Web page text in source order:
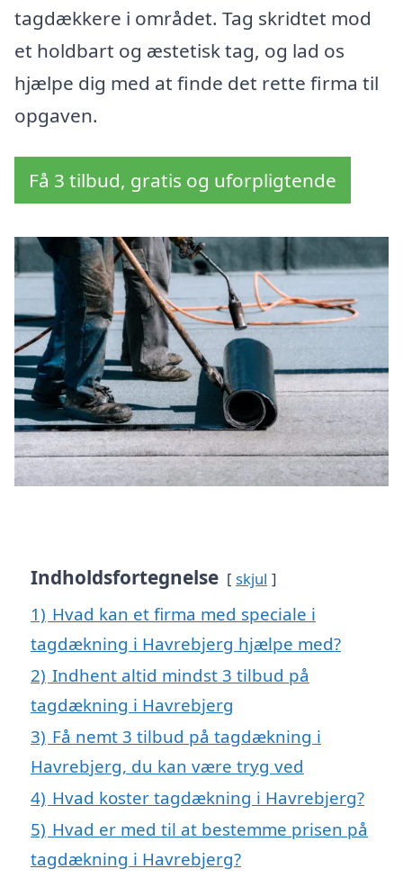
tagdækkere i området. Tag skridtet mod
et holdbart og æstetisk tag, og lad os
hjælpe dig med at finde det rette firma til
opgaven.
Få 3 tilbud, gratis og uforpligtende
Indholdsfortegnelse skjul
1) Hvad kan et firma med speciale i
tagdækning i Havrebjerg hjælpe med?
2) Indhent altid mindst 3 tilbud på
tagdækning i Havrebjerg
3) Få nemt 3 tilbud på tagdækning i
Havrebjerg, du kan være tryg ved
4) Hvad koster tagdækning i Havrebjerg?
5) Hvad er med til at bestemme prisen på
tagdækning i Havrebjerg?